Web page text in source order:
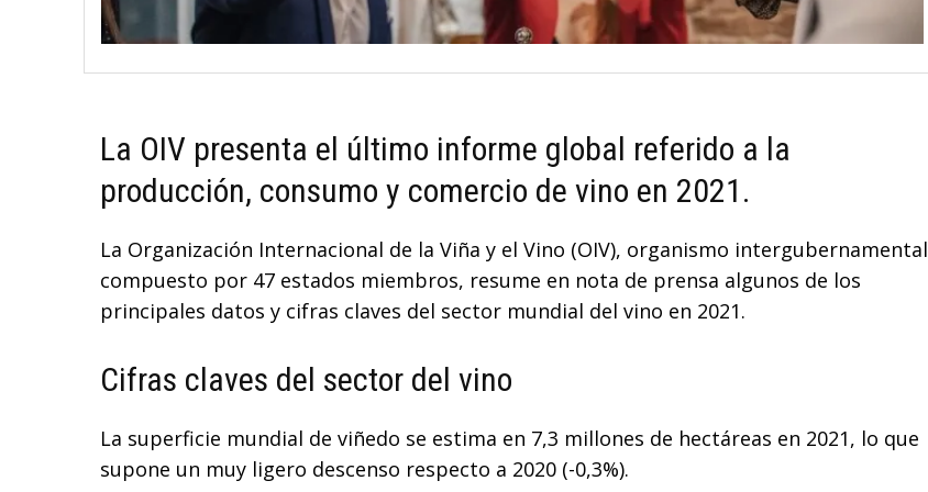
La OIV presenta el último informe global referido a la
producción, consumo y comercio de vino en 2021.
La Organización Internacional de la Viña y el Vino (OIV), organismo intergubernamental
compuesto por 47 estados miembros, resume en nota de prensa algunos de los
principales datos y cifras claves del sector mundial del vino en 2021.
Cifras claves del sector del vino
La superficie mundial de viñedo se estima en 7,3 millones de hectáreas en 2021, lo que
supone un muy ligero descenso respecto a 2020 (-0,3%).